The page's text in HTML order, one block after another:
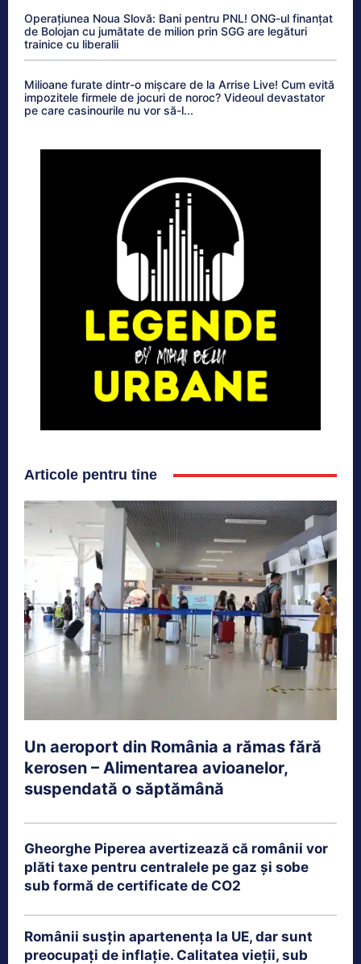
Operațiunea Noua Slovă: Bani pentru PNL! ONG-ul finanțat
de Bolojan cu jumătate de milion prin SGG are legături
trainice cu liberalii
Milioane furate dintr-o mișcare de la Arrise Live! Cum evită
impozitele firmele de jocuri de noroc? Videoul devastator
pe care casinourile nu vor să-l...
Articole pentru tine
Un aeroport din România a rămas fără
kerosen – Alimentarea avioanelor,
suspendată o săptămână
Gheorghe Piperea avertizează că românii vor
plăti taxe pentru centralele pe gaz și sobe
sub formă de certificate de CO2
Românii susțin apartenența la UE, dar sunt
preocupați de inflație. Calitatea vieții, sub